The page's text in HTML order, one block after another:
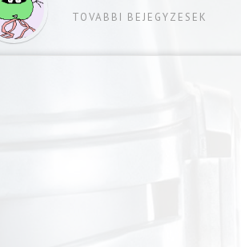
TOVABBI BEJEGYZESEK